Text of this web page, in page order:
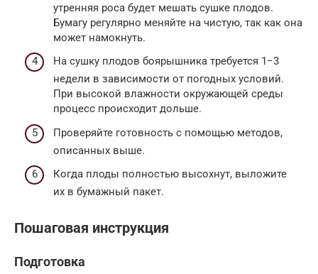
утренняя роса будет мешать сушке плодов.
Бумагу регулярно меняйте на чистую, так как она
может намокнуть.
На сушку плодов боярышника требуется 1−3
недели в зависимости от погодных условий.
При высокой влажности окружающей среды
процесс происходит дольше.
Проверяйте готовность с помощью методов,
описанных выше.
Когда плоды полностью высохнут, выложите
их в бумажный пакет.
Пошаговая инструкция
Подготовка